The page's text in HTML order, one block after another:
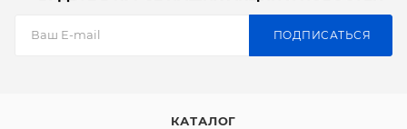
ПОДПИСАТЬСЯ
КАТАЛОГ